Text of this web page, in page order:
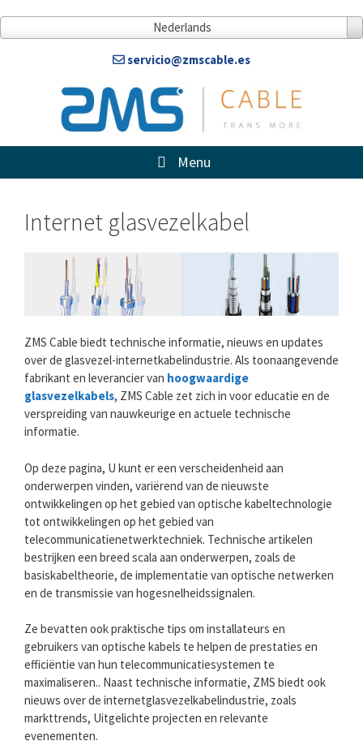
artikel
Nederlands
servicio@zmscable.es
Menu
Internet glasvezelkabel
ZMS Cable biedt technische informatie, nieuws en updates
over de glasvezel-internetkabelindustrie. Als toonaangevende
fabrikant en leverancier van hoogwaardige
glasvezelkabels, ZMS Cable zet zich in voor educatie en de
verspreiding van nauwkeurige en actuele technische
informatie.
Op deze pagina, U kunt er een verscheidenheid aan
onderwerpen vinden, variërend van de nieuwste
ontwikkelingen op het gebied van optische kabeltechnologie
tot ontwikkelingen op het gebied van
telecommunicatienetwerktechniek. Technische artikelen
bestrijken een breed scala aan onderwerpen, zoals de
basiskabeltheorie, de implementatie van optische netwerken
en de transmissie van hogesnelheidssignalen.
Ze bevatten ook praktische tips om installateurs en
gebruikers van optische kabels te helpen de prestaties en
efficiëntie van hun telecommunicatiesystemen te
maximaliseren.. Naast technische informatie, ZMS biedt ook
nieuws over de internetglasvezelkabelindustrie, zoals
markttrends, Uitgelichte projecten en relevante
evenementen.